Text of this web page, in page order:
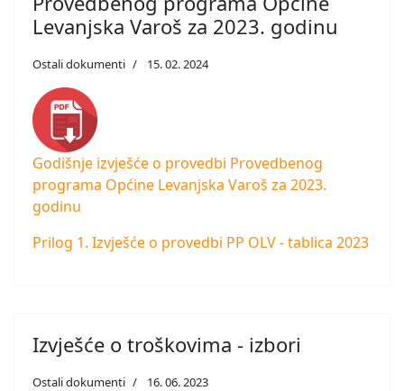
Levanjska Varoš za 2023. godinu
Ostali dokumenti 15. 02. 2024
Godišnje izvješće o provedbi Provedbenog
programa Općine Levanjska Varoš za 2023.
godinu
Prilog 1. Izvješće o provedbi PP OLV - tablica 2023
Izvješće o troškovima - izbori
Ostali dokumenti 16. 06. 2023